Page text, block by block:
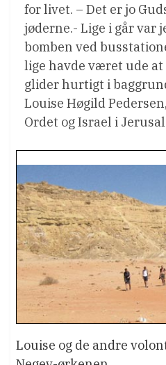
for livet. – Det er jo
jøderne.- Lige i går var
bomben ved
lige havde været ude at
glider hurtigt i
Louise Høgild
Ordet og Israel i
Louise og de andre